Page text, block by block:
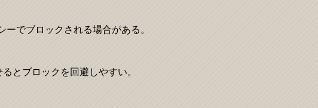
でブロックされる場合がある。
とブロックを回避しやすい。